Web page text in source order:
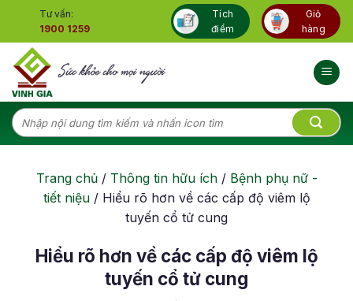
content
Tư vấn:
1900 1259
Tích
điểm
Giỏ
hàng
Tìm
kiếm:
Trang chủ/ Thông tin hữu ích/ Bệnh phụ nữ -
tiết niệu/ Hiểu rõ hơn về các cấp độ viêm lộ
tuyến cổ tử cung
Hiểu rõ hơn về các cấp độ viêm lộ
tuyến cổ tử cung